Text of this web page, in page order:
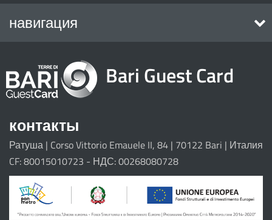
навигация
достопримечательности
Eventi
маршруты
Il progetto
Bari Guest Card
контакты
Ратуша | Corso Vittorio Emauele II, 84 | 70122 Bari | Италия
CF: 80015010723 - НДС: 00268080728